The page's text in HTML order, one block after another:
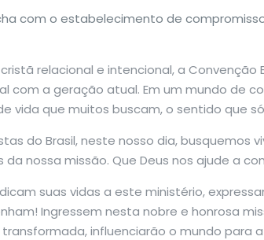
com o estabelecimento de
relacional e intencional, a
com a geração atual. Em um mundo de
vida que muitos buscam, o sentido que
do Brasil, neste nosso dia,
nossa missão. Que Deus nos ajude a
suas vidas a este ministério,
Ingressem nesta nobre e honrosa
influenciarão o mundo para a